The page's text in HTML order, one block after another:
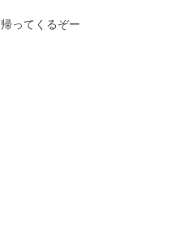
ってくるぞー